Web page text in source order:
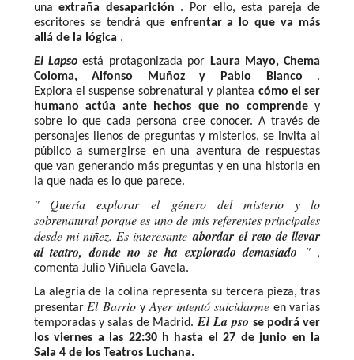
unaextraña desaparición . Por ello, esta pareja de
escritores se tendrá que enfrentar a lo que va más
allá de la lógica .
El Lapso está protagonizada por Laura Mayo, Chema
Coloma, Alfonso Muñoz y Pablo Blanco .
Explora el suspense sobrenatural y plantea cómo el ser
humano actúa ante hechos que no comprendey
sobre lo que cada persona cree conocer. A través de
personajes llenos de preguntas y misterios, se invita al
público a sumergirse en una aventura de respuestas
que van generando más preguntas y en una historia en
la que nada es lo que parece.
"
Quería explorar el género del misterio y lo
sobrenatural porque es uno de mis referentes principales
desde mi niñez. Es interesanteabordar el reto de llevar
al teatro, donde no se ha explorado demasiado ",
comenta Julio Viñuela Gavela.
La alegría de la colina representa su tercera pieza, tras
presentarEl Barrio yAyer intentó suicidarmeen varias
temporadas y salas de Madrid.El La pso se podrá ver
los viernes a las 22:30 h hasta el 27 de junio en la
Sala 4 de los Teatros Luchana.